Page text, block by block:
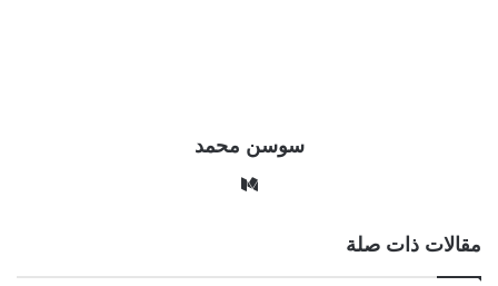
سوسن محمد
مقالات ذات صلة